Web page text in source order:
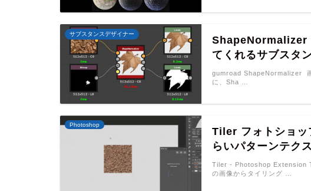
サブスタンスデザイナー
ShapeNormalizer
てくれるサブスタ
gumroad ShapeNormalizer
に、Sha …
Photoshop
Tiler フォトショッ
らいパターンテク
Tiler - Photoshop Extension
の画像からタイリング …